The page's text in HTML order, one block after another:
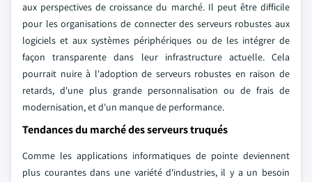
aux perspectives de croissance du marché. Il peut être difficile
pour les organisations de connecter des serveurs robustes aux
logiciels et aux systèmes périphériques ou de les intégrer de
façon transparente dans leur infrastructure actuelle. Cela
pourrait nuire à l'adoption de serveurs robustes en raison de
retards, d'une plus grande personnalisation ou de frais de
modernisation, et d'un manque de performance.
Tendances du marché des serveurs truqués
Comme les applications informatiques de pointe deviennent
plus courantes dans une variété d'industries, il y a un besoin